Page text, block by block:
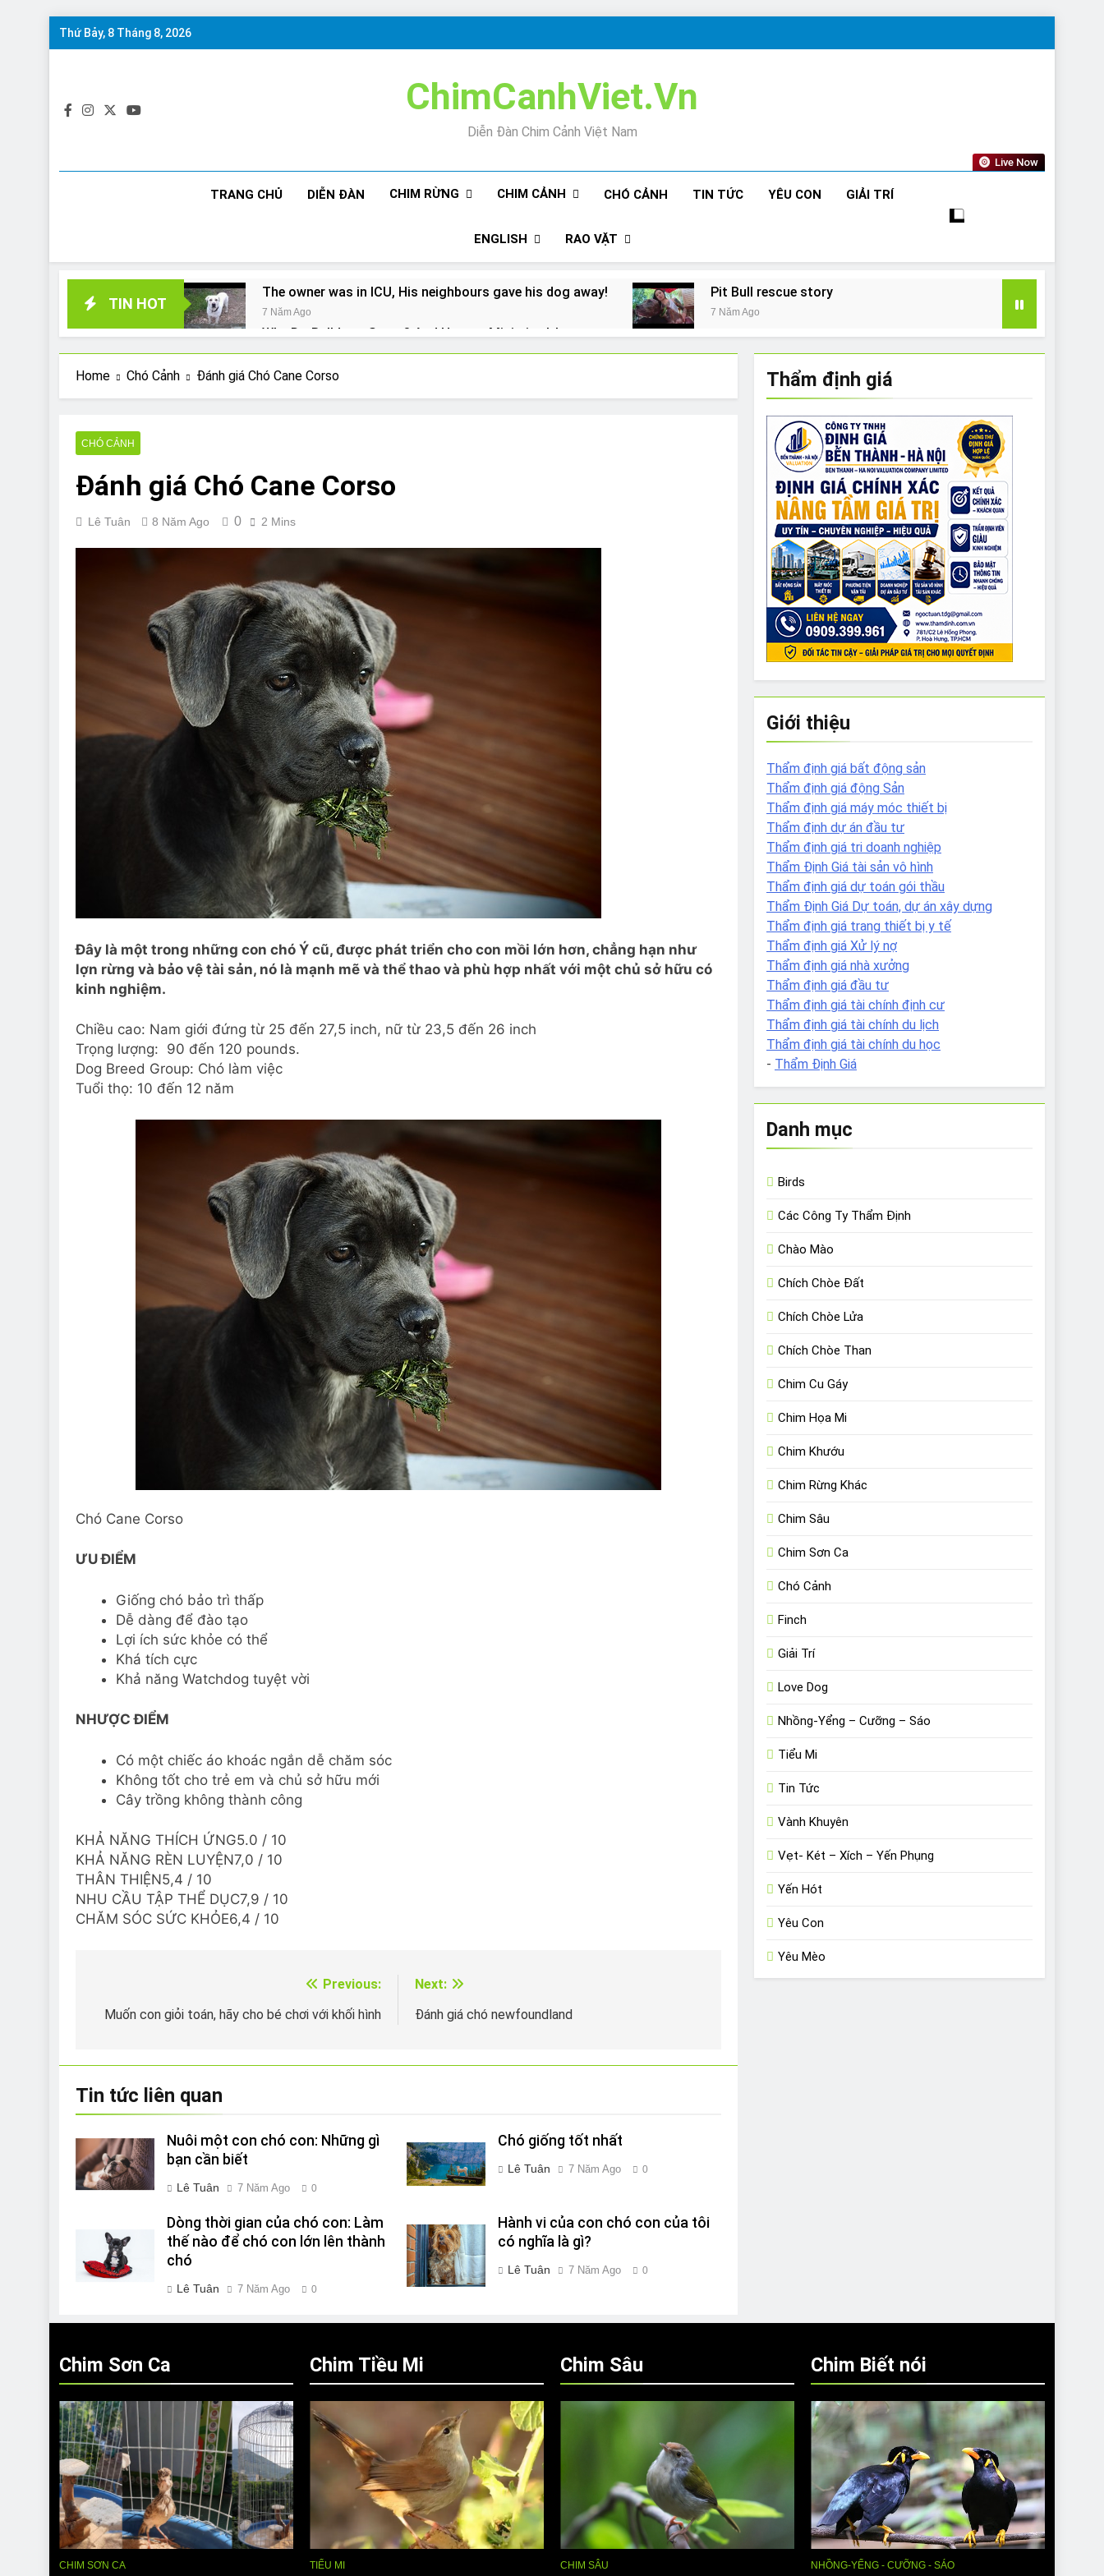
Skip
Thứ Bảy, 8 Tháng 8, 2026
ChimCanhViet.Vn
Diễn Đàn Chim Cảnh Việt Nam
Live Now
TRANG CHỦ DIỄN ĐÀN CHIM RỪNG CHIM CẢNH CHÓ CẢNH TIN TỨC YÊU CON GIẢI TRÍ
ENGLISH RAO VẶT
TIN HOT
The owner was in ICU, His neighbours gave his dog away!
7 Năm Ago
Pit Bull rescue story
7 Năm Ago
Why Do Bulldogs Snore? And How to Minimize It!
7 Năm Ago
Are Bulldogs Lazy? Not as much as you think and here’s why!
The Ultimate Guide to What Bulldogs Can (and can’t) Eat
7 Năm Ago
Can Bulldogs Run Long Distances?
Can Bulldogs Play Fetch? And How to Train Them!
7 Năm Ago
How Often Do I Need to Groom My Bulldog
Home Chó Cảnh Đánh giá Chó Cane Corso
CHÓ CẢNH
Đánh giá Chó Cane Corso
Lê Tuân 8 Năm Ago 0 2 Mins
Đây là một trong những con chó Ý cũ, được phát triển cho con mồi lớn hơn, chẳng hạn như
lợn rừng và bảo vệ tài sản, nó là mạnh mẽ và thể thao và phù hợp nhất với một chủ sở hữu có
kinh nghiệm.
Chiều cao: Nam giới đứng từ 25 đến 27,5 inch, nữ từ 23,5 đến 26 inch
Trọng lượng: 90 đến 120 pounds.
Dog Breed Group: Chó làm việc
Tuổi thọ: 10 đến 12 năm
Chó Cane Corso
ƯU ĐIỂM
Giống chó bảo trì thấp
Dễ dàng để đào tạo
Lợi ích sức khỏe có thể
Khá tích cực
Khả năng Watchdog tuyệt vời
NHƯỢC ĐIỂM
Có một chiếc áo khoác ngắn dễ chăm sóc
Không tốt cho trẻ em và chủ sở hữu mới
Cây trồng không thành công
KHẢ NĂNG THÍCH ỨNG5.0 / 10
KHẢ NĂNG RÈN LUYỆN7,0 / 10
THÂN THIỆN5,4 / 10
NHU CẦU TẬP THỂ DỤC7,9 / 10
CHĂM SÓC SỨC KHỎE6,4 / 10
hướng
Previous:
Muốn con giỏi toán, hãy cho bé chơi với khối hình
Next:
Đánh giá chó newfoundland
Tin tức liên quan
Nuôi một con chó con: Những gì
bạn cần biết
Lê Tuân 7 Năm Ago 0
Chó giống tốt nhất
Lê Tuân 7 Năm Ago 0
Dòng thời gian của chó con: Làm
thế nào để chó con lớn lên thành
chó
Lê Tuân 7 Năm Ago 0
Hành vi của con chó con của tôi
có nghĩa là gì?
Lê Tuân 7 Năm Ago 0
Thẩm định giá
Giới thiệu
Thẩm định giá bất động sản
Thẩm định giá động Sản
Thẩm định giá máy móc thiết bị
Thẩm định dự án đầu tư
Thẩm định giá tri doanh nghiệp
Thẩm Định Giá tài sản vô hình
Thẩm định giá dự toán gói thầu
Thẩm Định Giá Dự toán, dự án xây dựng
Thẩm định giá trang thiết bị y tế
Thẩm định giá Xử lý nợ
Thẩm định giá nhà xưởng
Thẩm định giá đầu tư
Thẩm định giá tài chính định cư
Thẩm định giá tài chính du lịch
Thẩm định giá tài chính du học
- Thẩm Định Giá
Danh mục
Birds
Các Công Ty Thẩm Định
Chào Mào
Chích Chòe Đất
Chích Chòe Lửa
Chích Chòe Than
Chim Cu Gáy
Chim Họa Mi
Chim Khướu
Chim Rừng Khác
Chim Sâu
Chim Sơn Ca
Chó Cảnh
Finch
Giải Trí
Love Dog
Nhồng-Yểng – Cưỡng – Sáo
Tiểu Mi
Tin Tức
Vành Khuyên
Vẹt- Két – Xích – Yến Phụng
Yến Hót
Yêu Con
Yêu Mèo
Chim Sơn Ca
CHIM SƠN CA
Chim Tiều Mi
TIỂU MI
Chim Sâu
CHIM SÂU
Chim Biết nói
NHỒNG-YỂNG - CƯỠNG - SÁO